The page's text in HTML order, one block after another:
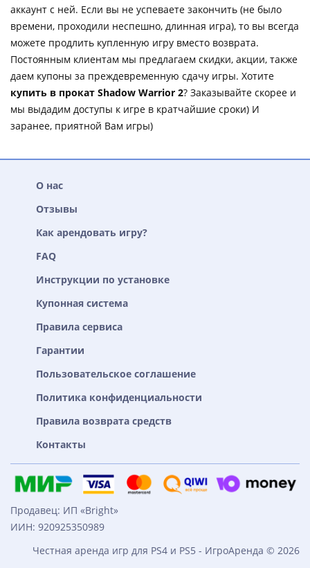
аккаунт с ней. Если вы не успеваете закончить (не было
времени, проходили неспешно, длинная игра), то вы всегда
можете продлить купленную игру вместо возврата.
Постоянным клиентам мы предлагаем скидки, акции, также
даем купоны за преждевременную сдачу игры. Хотите
купить в прокат Shadow Warrior 2? Заказывайте скорее и
мы выдадим доступы к игре в кратчайшие сроки) И
заранее, приятной Вам игры)
О нас
Отзывы
Как арендовать игру?
FAQ
Инструкции по установке
Купонная система
Правила сервиса
Гарантии
Пользовательское соглашение
Политика конфиденциальности
Правила возврата средств
Контакты
Продавец: ИП «Bright»
ИИН: 920925350989
Честная аренда игр для PS4 и PS5 - ИгроАренда © 2026